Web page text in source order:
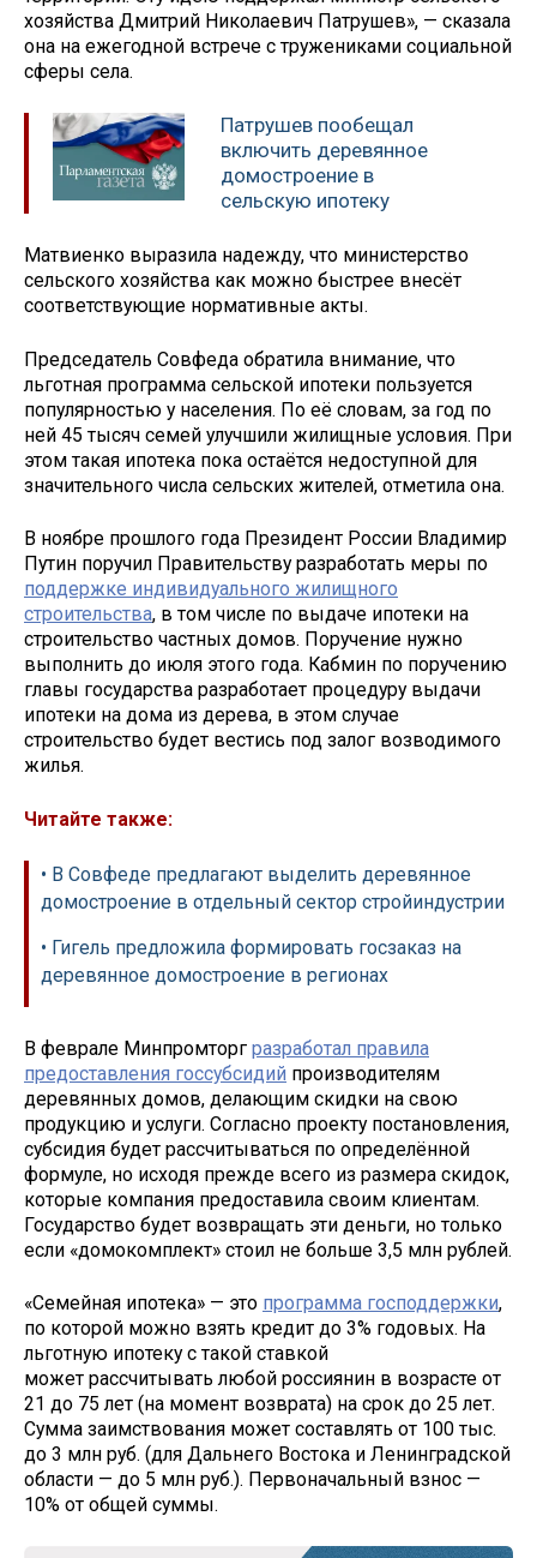
хозяйства Дмитрий Николаевич Патрушев», — сказала
она на ежегодной встрече с тружениками социальной
сферы села.
Патрушев пообещал
включить деревянное
домостроение в
сельскую ипотеку
Матвиенко выразила надежду, что министерство
сельского хозяйства как можно быстрее внесёт
соответствующие нормативные акты.
Председатель Совфеда обратила внимание, что
льготная программа сельской ипотеки пользуется
популярностью у населения. По её словам, за год по
ней 45 тысяч семей улучшили жилищные условия. При
этом такая ипотека пока остаётся недоступной для
значительного числа сельских жителей, отметила она.
В ноябре прошлого года Президент России Владимир
Путин поручил Правительству разработать меры по
поддержке индивидуального жилищного
строительства, в том числе по выдаче ипотеки на
строительство частных домов. Поручение нужно
выполнить до июля этого года. Кабмин по поручению
главы государства разработает процедуру выдачи
ипотеки на дома из дерева, в этом случае
строительство будет вестись под залог возводимого
жилья.
Читайте также:
• В Совфеде предлагают выделить деревянное
домостроение в отдельный сектор стройиндустрии
• Гигель предложила формировать госзаказ на
деревянное домостроение в регионах
В феврале Минпромторг разработал правила
предоставления госсубсидий производителям
деревянных домов, делающим скидки на свою
продукцию и услуги. Согласно проекту постановления,
субсидия будет рассчитываться по определённой
формуле, но исходя прежде всего из размера скидок,
которые компания предоставила своим клиентам.
Государство будет возвращать эти деньги, но только
если «домокомплект» стоил не больше 3,5 млн рублей.
«Семейная ипотека» — это программа господдержки,
по которой можно взять кредит до 3% годовых. На
льготную ипотеку с такой ставкой
может рассчитывать любой россиянин в возрасте от
21 до 75 лет (на момент возврата) на срок до 25 лет.
Сумма заимствования может составлять от 100 тыс.
до 3 млн руб. (для Дальнего Востока и Ленинградской
области — до 5 млн руб.). Первоначальный взнос —
10% от общей суммы.